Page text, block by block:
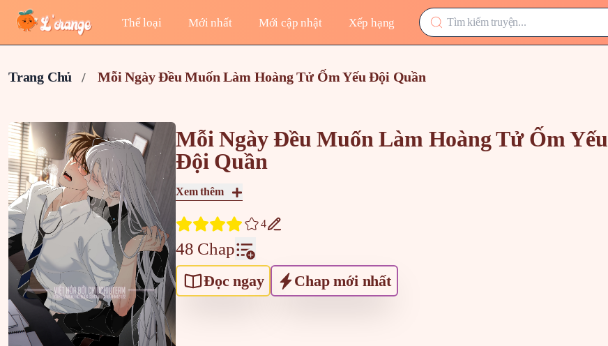
Thể loại Mới nhất Mới cập nhật Xếp hạng
Trang Chủ Mỗi Ngày Đều Muốn Làm Hoàng Tử Ốm Yếu Đội Quần
Mỗi Ngày Đều Muốn Làm Hoàng Tử Ốm Yếu
Đội Quần
Xem thêm
4
48 Chap
Đọc ngay Chap mới nhất